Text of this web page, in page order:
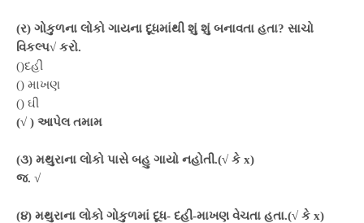
(ર) ગોકુળના લોકો ગાયના દૂધમાંથી શું શું બનાવતા હતા? સાચો
વિકલ્પ√ કરો.
()દહીં
() માખણ
() ઘી
(√ ) આપેલ તમામ
(૩) મથુરાના લોકો પાસે બહુ ગાયો નહોતી.(√ કે x)
જ. √
(૪) મથુરાના લોકો ગોકુળમાં દૂધ- દહી-માખણ વેચતા હતા.(√ કે x)